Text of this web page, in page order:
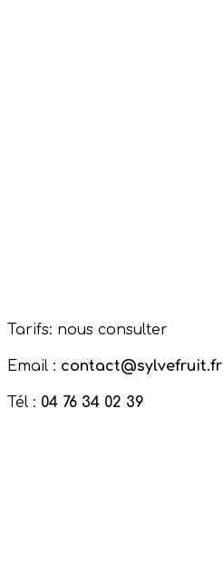
Tarifs: nous consulter
Email : contact@sylvefruit.fr
Tél : 04 76 34 02 39